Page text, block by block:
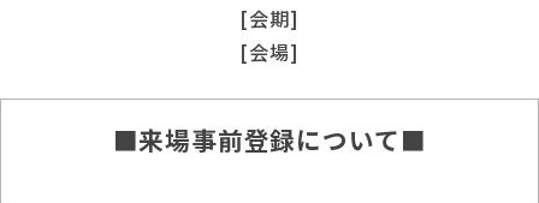
[会期]
[会場]
■来場事前登録について■